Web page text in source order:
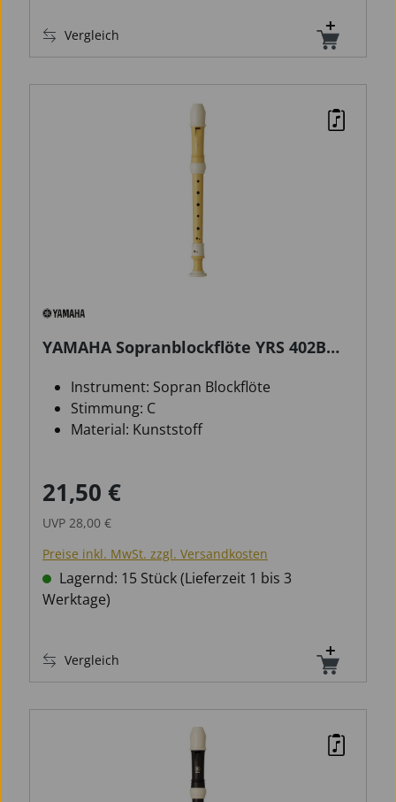
Vergleich
YAMAHA Sopranblockflöte YRS 402B
Instrument: Sopran Blockflöte
Stimmung: C
Material: Kunststoff
Verkaufspreis:
21,50 €
UVP 28,00 €
Preise inkl. MwSt. zzgl. Versandkosten
Lagernd: 15 Stück (Lieferzeit 1 bis 3
Werktage)
Vergleich